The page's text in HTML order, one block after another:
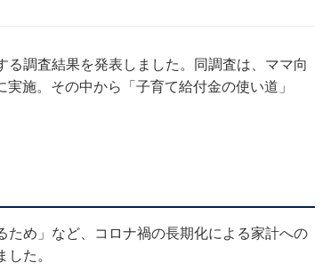
調査結果を発表しました。同調査は、ママ向
施。その中から「子育て給付金の使い道」
め」など、コロナ禍の長期化による家計への
た。